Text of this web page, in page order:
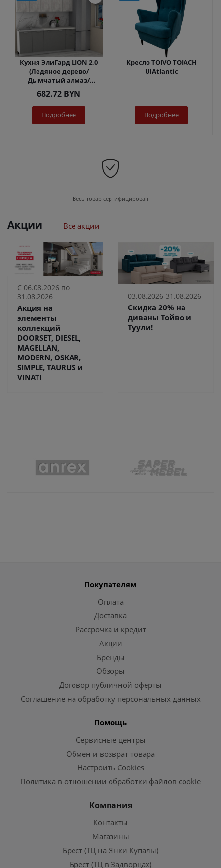
Кухня ЭлиГард LION 2,0
(Ледяное дерево/
Дымчатый алмаз/
Королевский опал)
682.72 BYN
Подробнее
Кресло TOIVO TOIACH
UlAtlantic
Подробнее
Весь товар сертифицирован
Акции Все акции
С 06.08.2026 по
31.08.2026
Акция на
элементы
коллекций
DOORSET, DIESEL,
MAGELLAN,
MODERN, OSKAR,
SIMPLE, TAURUS и
VINATI
03.08.2026-31.08.2026
Скидка 20% на
диваны Тойво и
Туули!
Покупателям
Оплата
Доставка
Рассрочка и кредит
Акции
Бренды
Обзоры
Договор публичной оферты
Соглашение на обработку персональных данных
Помощь
Сервисные центры
Обмен и возврат товара
Настроить Cookies
Политика в отношении обработки файлов cookie
Компания
Контакты
Магазины
Брест (ТЦ на Янки Купалы)
Брест (ТЦ в Задворцах)